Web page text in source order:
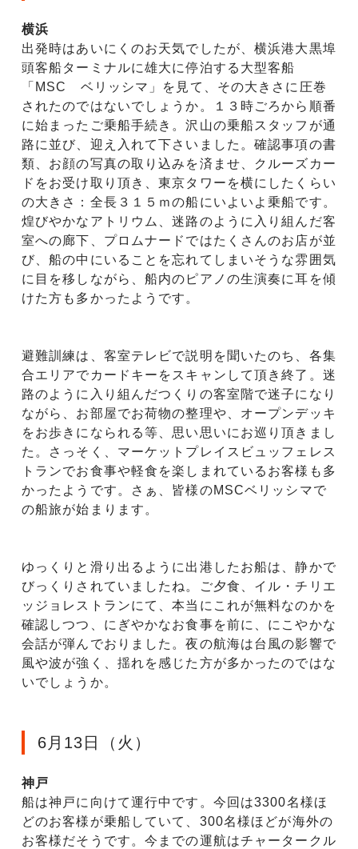
横浜
出発時はあいにくのお天気でしたが、横浜港大黒埠
頭客船ターミナルに雄大に停泊する大型客船
「MSC ベリッシマ」を見て、その大きさに圧巻
されたのではないでしょうか。１３時ごろから順番
に始まったご乗船手続き。沢山の乗船スタッフが通
路に並び、迎え入れて下さいました。確認事項の書
類、お顔の写真の取り込みを済ませ、クルーズカー
ドをお受け取り頂き、東京タワーを横にしたくらい
の大きさ：全長３１５ｍの船にいよいよ乗船です。
煌びやかなアトリウム、迷路のように入り組んだ客
室への廊下、プロムナードではたくさんのお店が並
び、船の中にいることを忘れてしまいそうな雰囲気
に目を移しながら、船内のピアノの生演奏に耳を傾
けた方も多かったようです。
避難訓練は、客室テレビで説明を聞いたのち、各集
合エリアでカードキーをスキャンして頂き終了。迷
路のように入り組んだつくりの客室階で迷子になり
ながら、お部屋でお荷物の整理や、オープンデッキ
をお歩きになられる等、思い思いにお巡り頂きまし
た。さっそく、マーケットプレイスビュッフェレス
トランでお食事や軽食を楽しまれているお客様も多
かったようです。さぁ、皆様のMSCベリッシマで
の船旅が始まります。
ゆっくりと滑り出るように出港したお船は、静かで
びっくりされていましたね。ご夕食、イル・チリエ
ッジョレストランにて、本当にこれが無料なのかを
確認しつつ、にぎやかなお食事を前に、にこやかな
会話が弾んでおりました。夜の航海は台風の影響で
風や波が強く、揺れを感じた方が多かったのではな
いでしょうか。
6月13日（火）
神戸
船は神戸に向けて運行中です。今回は3300名様ほ
どのお客様が乗船していて、300名様ほどが海外の
お客様だそうです。今までの運航はチャータークル